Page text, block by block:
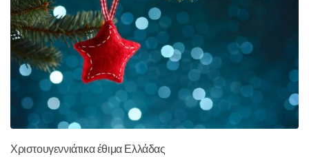
Χριστουγεννιάτικα έθιμα Ελλάδας